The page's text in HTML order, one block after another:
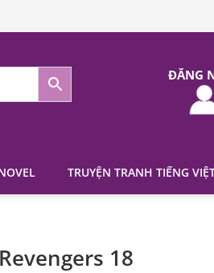
ĐĂNG
TRUYỆN TRANH TIẾNG
18